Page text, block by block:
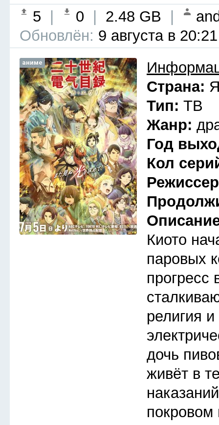
5 0 2.48 GB
Обновлён: 9 августа в 20:21
аниме
Страна:
Тип: ТВ
Жанр:
Год
Кол
Киото
паровых
прогресс
религия
дочь
живёт в
покровом